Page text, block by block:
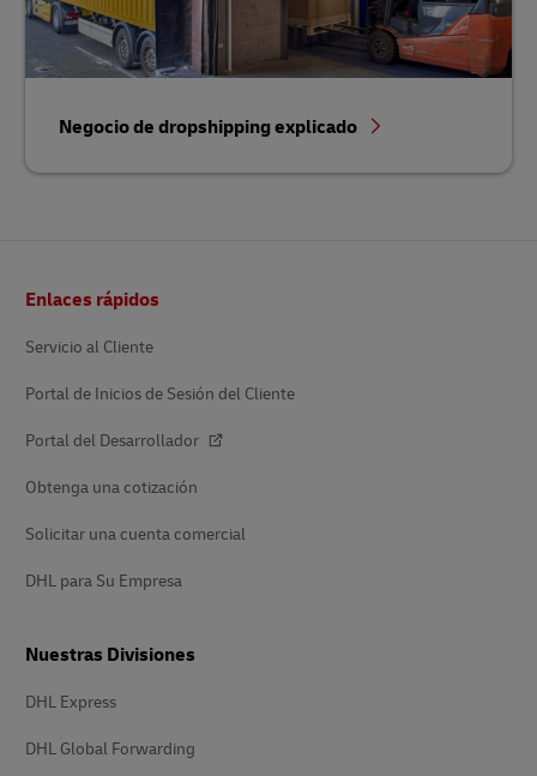
Negocio de dropshipping explicado
de
Enlaces rápidos
Servicio al Cliente
Portal de Inicios de Sesión del Cliente
Portal del Desarrollador
Obtenga una cotización
Solicitar una cuenta comercial
DHL para Su Empresa
Nuestras Divisiones
DHL Express
DHL Global Forwarding